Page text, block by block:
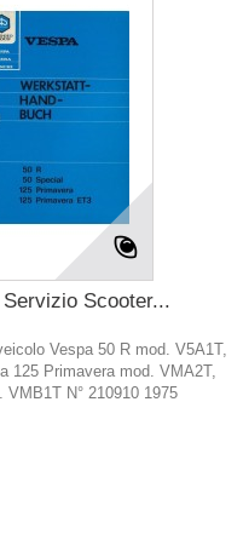
Scooter...
Vespa 50 R mod. V5A1T,
125 Primavera mod. VMA2T,
N° 210910 1975